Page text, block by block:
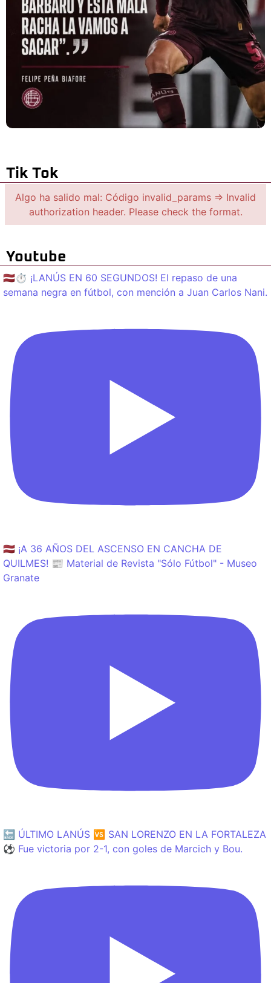
Tik Tok
Algo ha salido mal: Código invalid_params => Invalid
authorization header. Please check the format.
Youtube
🇱🇻⏱️ ¡LANÚS EN 60 SEGUNDOS! El repaso de una
semana negra en fútbol, con mención a Juan Carlos Nani.
🇱🇻 ¡A 36 AÑOS DEL ASCENSO EN CANCHA DE
QUILMES! 📰 Material de Revista "Sólo Fútbol" - Museo
Granate
🔙 ÚLTIMO LANÚS 🆚 SAN LORENZO EN LA FORTALEZA
⚽️ Fue victoria por 2-1, con goles de Marcich y Bou.